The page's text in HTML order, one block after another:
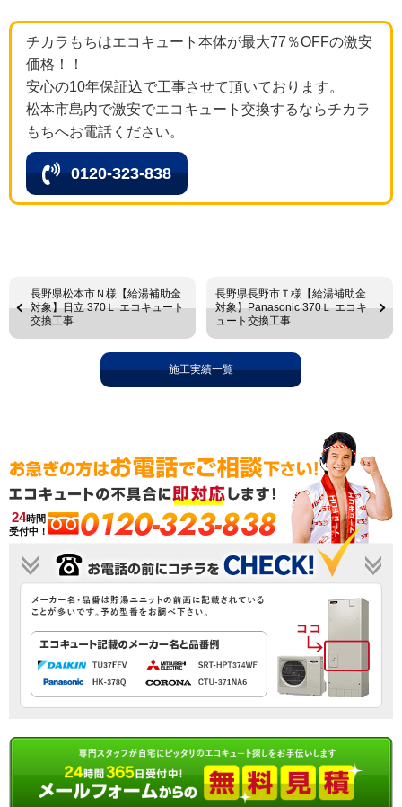
チカラもちはエコキュート本体が最大77％OFFの激安
価格！！
安心の10年保証込で工事させて頂いております。
松本市島内で激安でエコキュート交換するならチカラ
もちへお電話ください。
0120-323-838
長野県松本市Ｎ様【給湯補助金
対象】日立 370Ｌ エコキュート
交換工事
長野県長野市Ｔ様【給湯補助金
対象】Panasonic 370Ｌ エコキ
ュート交換工事
施工実績一覧
24時間
受付中！
0120-323-838